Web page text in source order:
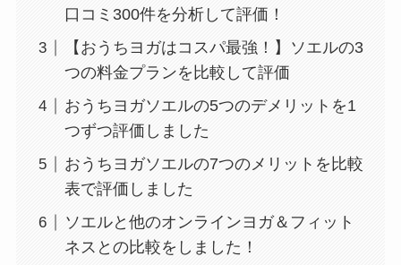
口コミ300件を分析して評価！
【おうちヨガはコスパ最強！】ソエルの3
つの料金プランを比較して評価
おうちヨガソエルの5つのデメリットを1
つずつ評価しました
おうちヨガソエルの7つのメリットを比較
表で評価しました
ソエルと他のオンラインヨガ＆フィット
ネスとの比較をしました！